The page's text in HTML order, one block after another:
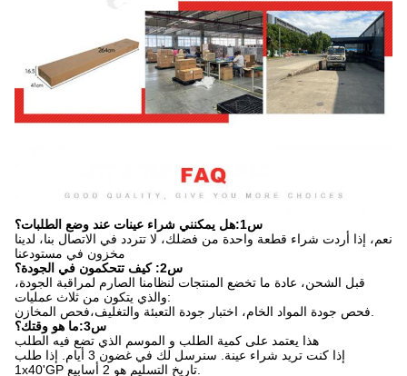
س1:هل يمكنني شراء عينات عند وضع الطلبات؟
نعم، إذا أردت شراء قطعة واحدة من فضلك، لا تتردد في الاتصال بنا، لدينا
مخزون في مستودعنا
س2: كيف تتحكمون في الجودة؟
قبل الشحن، عادة ما تخضع المنتجات لنظامنا الصارم لمراقبة الجودة،
والذي يتكون من ثلاث عمليات:
س3:ما هو وقتك؟
هذا يعتمد على كمية الطلب و الموسم الذي تضع فيه الطلب
إذا كنت تريد شراء عينة. سنرسل لك في غضون 3 أيام. إذا طلب